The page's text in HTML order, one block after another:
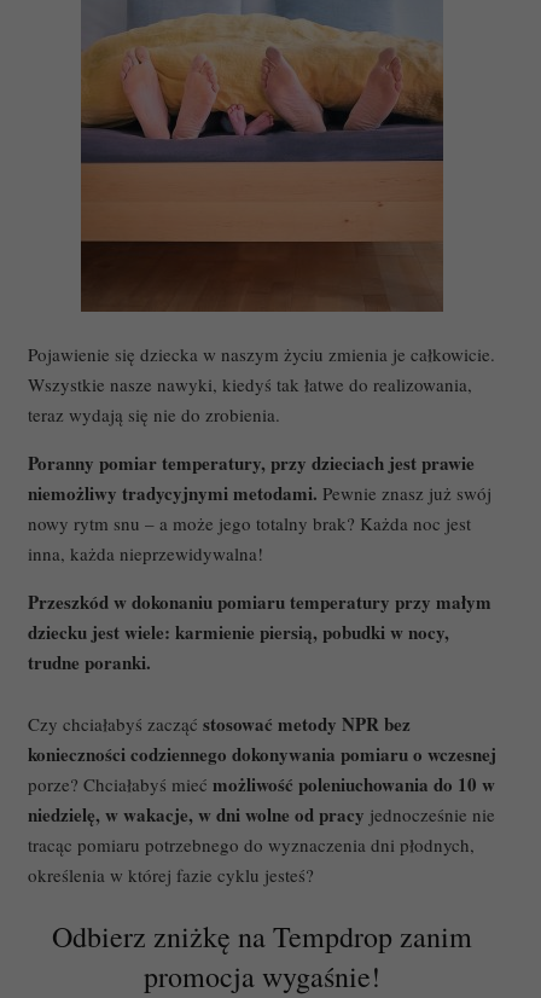
Pojawienie się dziecka w naszym życiu zmienia je całkowicie.
Wszystkie nasze nawyki, kiedyś tak łatwe do realizowania,
teraz wydają się nie do zrobienia.
Poranny pomiar temperatury, przy dzieciach jest prawie
niemożliwy tradycyjnymi metodami. Pewnie znasz już swój
nowy rytm snu – a może jego totalny brak? Każda noc jest
inna, każda nieprzewidywalna!
Przeszkód w dokonaniu pomiaru temperatury przy małym
dziecku jest wiele: karmienie piersią, pobudki w nocy,
trudne poranki.
Czy chciałabyś zacząć stosować metody NPR bez
konieczności codziennego dokonywania pomiaru o wczesnej
porze? Chciałabyś mieć możliwość poleniuchowania do 10 w
niedzielę, w wakacje, w dni wolne od pracy jednocześnie nie
tracąc pomiaru potrzebnego do wyznaczenia dni płodnych,
określenia w której fazie cyklu jesteś?
Odbierz zniżkę na Tempdrop zanim
promocja wygaśnie!